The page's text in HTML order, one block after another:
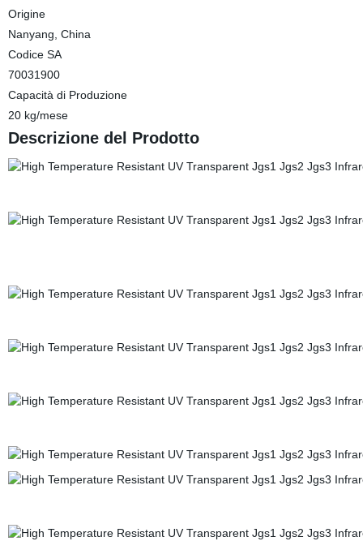
Origine
Nanyang, China
Codice SA
70031900
Capacità di Produzione
20 kg/mese
Descrizione del Prodotto